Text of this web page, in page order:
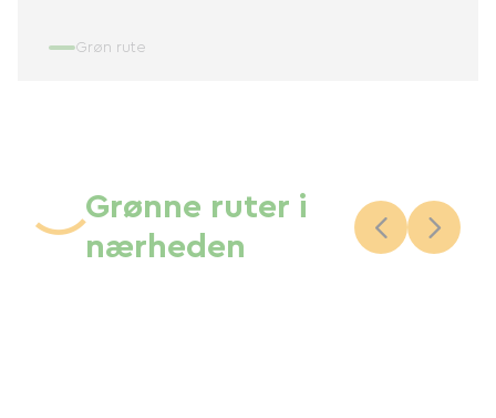
Grøn rute
Grønne ruter i
nærheden